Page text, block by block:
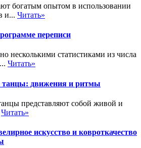
богатым опытом в использовании
и... Читать»
переписи
несколькими статистиками из числа
Читать»
танцы: движения и ритмы
представляют собой живой и
Читать»
искусство и ковроткачество